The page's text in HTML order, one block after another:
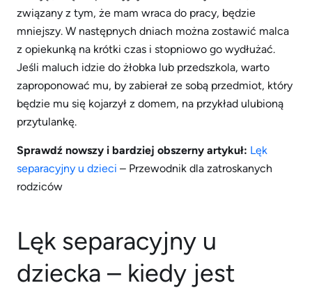
związany z tym, że mam wraca do pracy, będzie
mniejszy. W następnych dniach można zostawić malca
z opiekunką na krótki czas i stopniowo go wydłużać.
Jeśli maluch idzie do żłobka lub przedszkola, warto
zaproponować mu, by zabierał ze sobą przedmiot, który
będzie mu się kojarzył z domem, na przykład ulubioną
przytulankę.
Sprawdź nowszy i bardziej obszerny artykuł: Lęk
separacyjny u dzieci – Przewodnik dla zatroskanych
rodziców
Lęk separacyjny u
dziecka – kiedy jest